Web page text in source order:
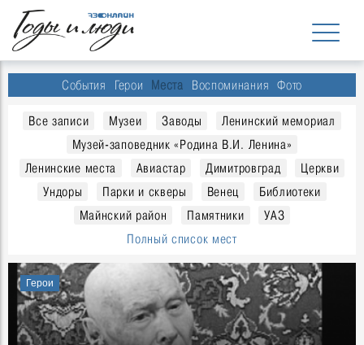
События Герои Места Воспоминания Фото
Все записи Музеи Заводы
Ленинский мемориал
Музей-заповедник «Родина В.И. Ленина»
Ленинские места
Авиастар Димитровград
Церкви
Ундоры
Парки и скверы Венец
Библиотеки
Майнский район
Памятники
УАЗ
Полный список мест
Герои